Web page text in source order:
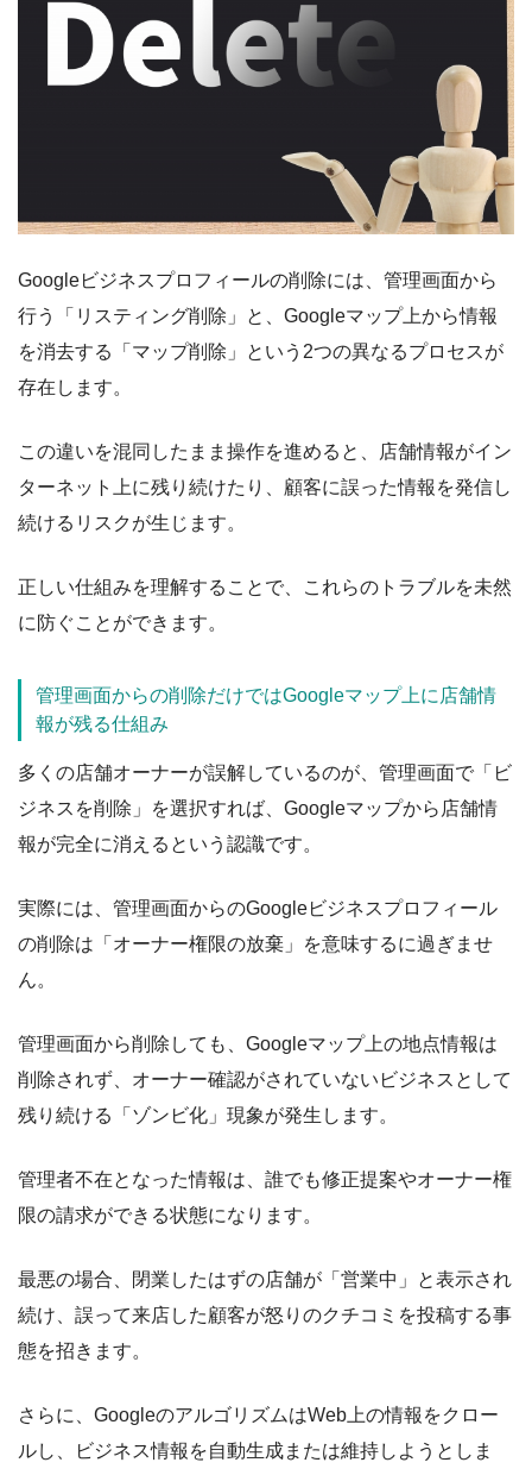
Googleビジネスプロフィールの削除には、管理画面から
行う「リスティング削除」と、Googleマップ上から情報
を消去する「マップ削除」という2つの異なるプロセスが
存在します。
この違いを混同したまま操作を進めると、店舗情報がイン
ターネット上に残り続けたり、顧客に誤った情報を発信し
続けるリスクが生じます。
正しい仕組みを理解することで、これらのトラブルを未然
に防ぐことができます。
管理画面からの削除だけではGoogleマップ上に店舗情
報が残る仕組み
多くの店舗オーナーが誤解しているのが、管理画面で「ビ
ジネスを削除」を選択すれば、Googleマップから店舗情
報が完全に消えるという認識です。
実際には、管理画面からのGoogleビジネスプロフィール
の削除は「オーナー権限の放棄」を意味するに過ぎませ
ん。
管理画面から削除しても、Googleマップ上の地点情報は
削除されず、オーナー確認がされていないビジネスとして
残り続ける「ゾンビ化」現象が発生します。
管理者不在となった情報は、誰でも修正提案やオーナー権
限の請求ができる状態になります。
最悪の場合、閉業したはずの店舗が「営業中」と表示され
続け、誤って来店した顧客が怒りのクチコミを投稿する事
態を招きます。
さらに、GoogleのアルゴリズムはWeb上の情報をクロー
ルし、ビジネス情報を自動生成または維持しようとしま